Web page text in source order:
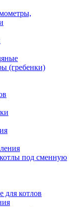
(гребенки)
под сменную
для котлов